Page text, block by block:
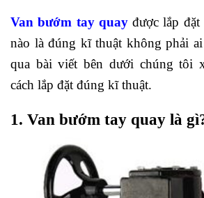
Van bướm tay quayđược lắp đặt
nào là đúng kĩ thuật không phải
qua bài viết bên dưới chúng tôi
cách lắp đặt đúng kĩ thuật.
1. Van bướm tay quay là